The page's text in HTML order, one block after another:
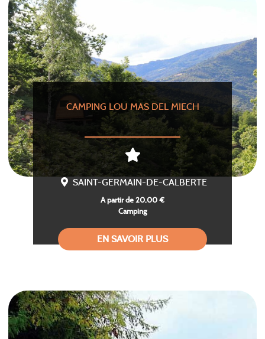
CAMPING LOU MAS DEL MIECH
SAINT-GERMAIN-DE-CALBERTE
A partir de 20,00 €
Camping
EN SAVOIR PLUS